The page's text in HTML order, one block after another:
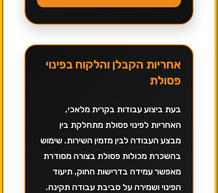
אחריות הקבלן והלקוח בפינוי
פסולת
בעת ביצוע עבודות בקרית מלאכי,
האחריות לפינוי פסולת מתחלקת בין
מבצע העבודה לבין מזמין השירות. שימוש
בהשכרת מכולות פסולת בצורה מסודרת
מאפשר עמידה בדרישות החוק, תיעוד
הפינוי ושמירה על סביבת עבודה תקינה.